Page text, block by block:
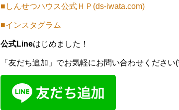
■しんせつハウス公式ＨＰ(ds-iwata.com)
■インスタグラム
公式Lineはじめました！
「友だち追加」でお気軽にお問い合わせください